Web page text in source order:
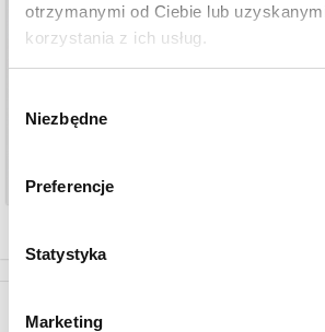
otrzymanymi od Ciebie lub
korzystania z ich usług.
zgody
Niezbędne
Preferencje
Statystyka
Marketing